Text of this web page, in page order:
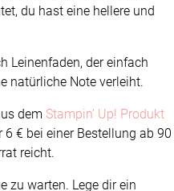
du hast eine hellere und
Leinenfaden, der einfach
natürliche Note verleiht.
dem Stampin’ Up! Produkt
6 € bei einer Bestellung ab 90
reicht.
zu warten. Lege dir ein